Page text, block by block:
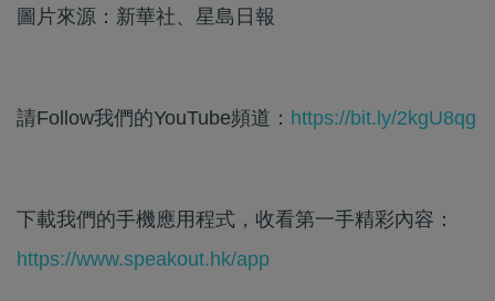
圖片來源：新華社、星島日報
請Follow我們的YouTube頻道： https://bit.ly/2kgU8qg
下載我們的手機應用程式，收看第一手精彩內容：
https://www.speakout.hk/app